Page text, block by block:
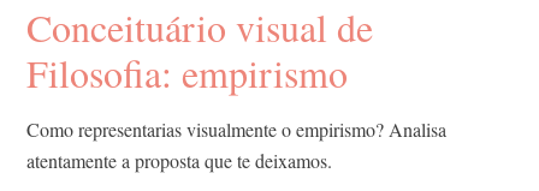
Conceituário visual de
Filosofia: empirismo
Como representarias visualmente o empirismo? Analisa
atentamente a proposta que te deixamos.